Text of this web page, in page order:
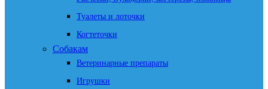
Туалеты и лоточки
Когтеточки
Собакам
Ветеринарные препараты
Игрушки